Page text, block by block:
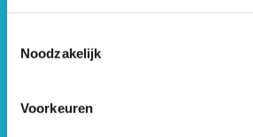
Noodzakelijk
Voorkeuren